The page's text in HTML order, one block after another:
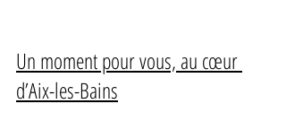
Un moment pour vous, au cœur
d’Aix-les-Bains